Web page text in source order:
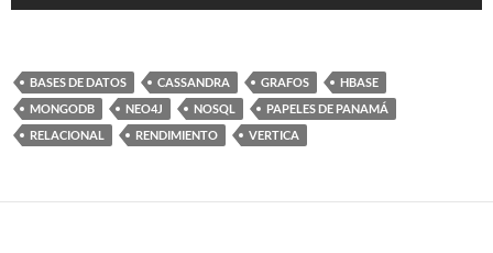
BASES DE DATOS CASSANDRA GRAFOS
HBASE
MONGODB
NEO4J NOSQL
PAPELES DE PANAMÁ
RELACIONAL
RENDIMIENTO VERTICA